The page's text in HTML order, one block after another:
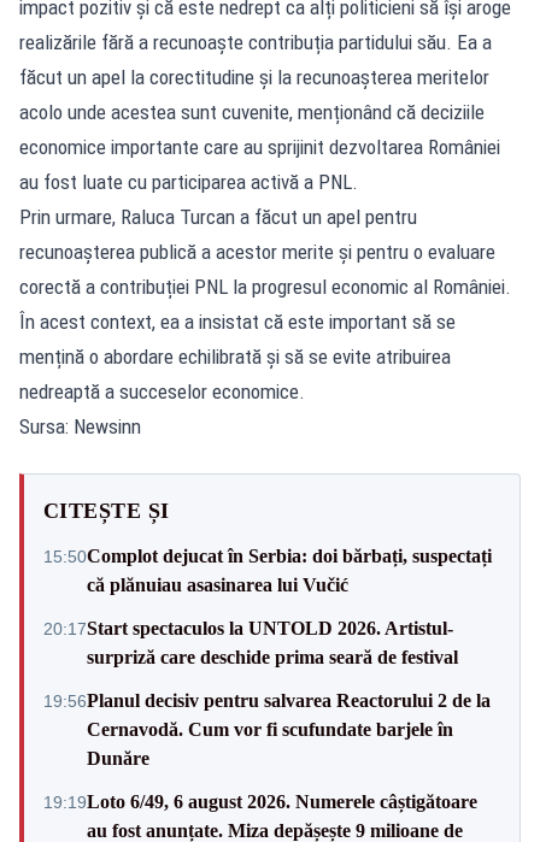
impact pozitiv și că este nedrept ca alți politicieni să își aroge
realizările fără a recunoaște contribuția partidului său. Ea a
făcut un apel la corectitudine și la recunoașterea meritelor
acolo unde acestea sunt cuvenite, menționând că deciziile
economice importante care au sprijinit dezvoltarea României
au fost luate cu participarea activă a PNL.
Prin urmare, Raluca Turcan a făcut un apel pentru
recunoașterea publică a acestor merite și pentru o evaluare
corectă a contribuției PNL la progresul economic al României.
În acest context, ea a insistat că este important să se
mențină o abordare echilibrată și să se evite atribuirea
nedreaptă a succeselor economice.
Sursa: Newsinn
CITEȘTE ȘI
15:50Complot dejucat în Serbia: doi bărbați, suspectați
că plănuiau asasinarea lui Vučić
20:17Start spectaculos la UNTOLD 2026. Artistul-
surpriză care deschide prima seară de festival
19:56Planul decisiv pentru salvarea Reactorului 2 de la
Cernavodă. Cum vor fi scufundate barjele în
Dunăre
19:19Loto 6/49, 6 august 2026. Numerele câștigătoare
au fost anunțate. Miza depășește 9 milioane de